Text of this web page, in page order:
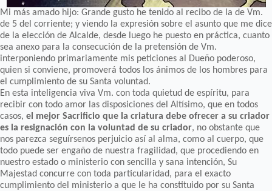
Mi más amado hijo: Grande gusto he tenido al recibo de la de Vm.
de 5 del corriente; y viendo la expresión sobre el asunto que me dice
de la elección de Alcalde, desde luego he puesto en práctica, cuanto
sea anexo para la consecución de la pretensión de Vm.
interponiendo primariamente mis peticiones al Dueño poderoso,
quien si conviene, promoverá todos los ánimos de los hombres para
el cumplimiento de su Santa voluntad.
En esta inteligencia viva Vm. con toda quietud de espíritu, para
recibir con todo amor las disposiciones del Altísimo, que en todos
casos, el mejor Sacrificio que la criatura debe ofrecer a su criador
es la resignación con la voluntad de su criador, no obstante que
nos parezca seguírsenos perjuicio así al alma, como al cuerpo, que
todo puede ser engaño de nuestra fragilidad, que procediendo en
nuestro estado o ministerio con sencilla y sana intención, Su
Majestad concurre con toda particularidad, para el exacto
cumplimiento del ministerio a que le ha constituido por su Santa